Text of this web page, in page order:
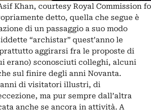
Khan, courtesy Royal Commission
detto, quella che segue è
di un passaggio a suo modo
“archistar” quest’anno le
aggirarsi fra le proposte di
erano) sconosciuti colleghi, alcuni
sul finire degli anni Novanta.
di visitatori illustri, di
ma pur sempre dall’altra
anche se ancora in attività. A